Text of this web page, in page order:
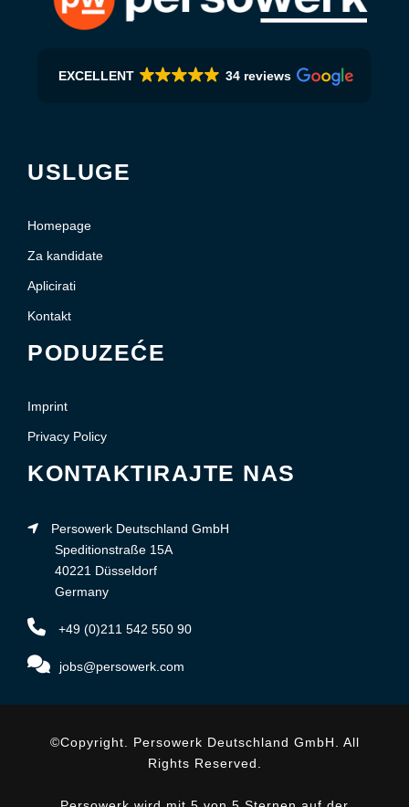
EXCELLENT 34 reviews
USLUGE
Homepage
Za kandidate
Aplicirati
Kontakt
PODUZEĆE
Imprint
Privacy Policy
KONTAKTIRAJTE NAS
Persowerk Deutschland GmbH
Speditionstraße 15A
40221 Düsseldorf
Germany
+49 (0)211 542 550 90
jobs@persowerk.com
©Copyright. Persowerk Deutschland GmbH. All
Rights Reserved.